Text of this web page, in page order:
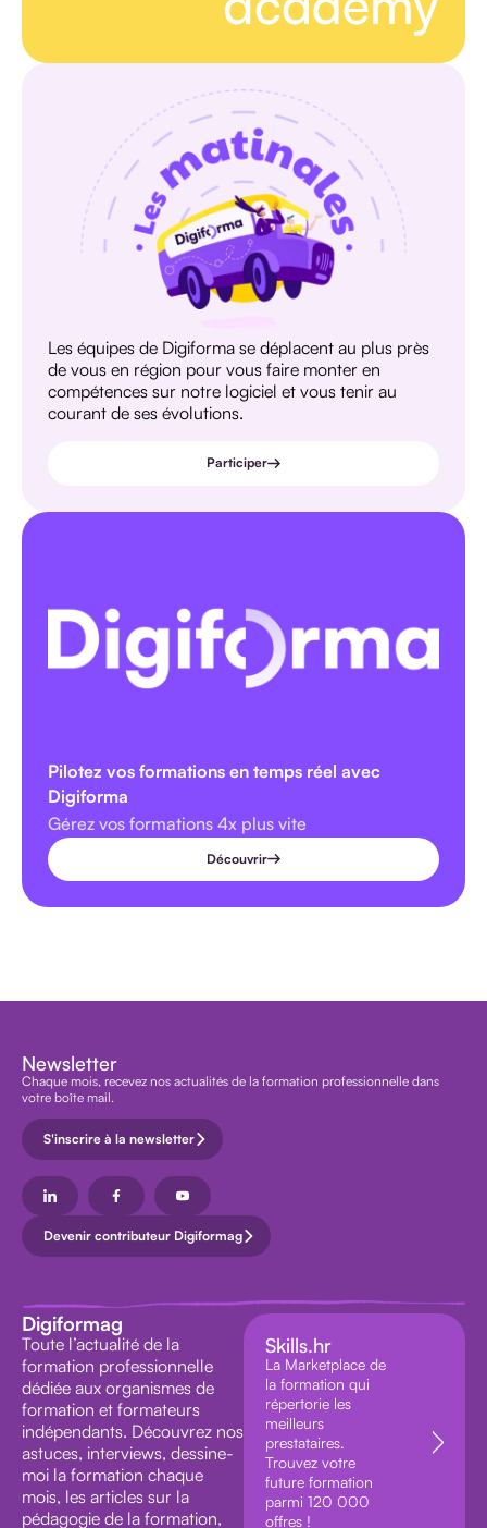
Les équipes de Digiforma se déplacent au plus près
de vous en région pour vous faire monter en
compétences sur notre logiciel et vous tenir au
courant de ses évolutions.
Participer
Pilotez vos formations en temps réel avec
Digiforma
Gérez vos formations 4x plus vite
Découvrir
Newsletter
Chaque mois, recevez nos actualités de la formation professionnelle dans
votre boîte mail.
S'inscrire à la newsletter
Devenir contributeur Digiformag
Digiformag
Toute l’actualité de la
formation professionnelle
dédiée aux organismes de
formation et formateurs
indépendants. Découvrez nos
astuces, interviews, dessine-
moi la formation chaque
mois, les articles sur la
pédagogie de la formation,
Skills.hr
La Marketplace de
la formation qui
répertorie les
meilleurs
prestataires.
Trouvez votre
future formation
parmi 120 000
offres !